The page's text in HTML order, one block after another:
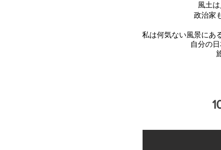
風土
政治家
私は何気ない風景にあ
自分の